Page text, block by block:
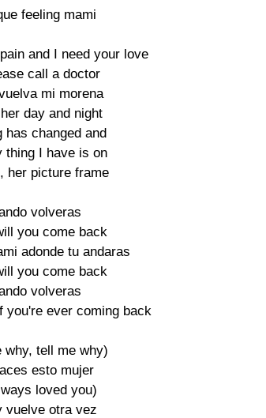
feeling mami
and I need your love
call a doctor
mi morena
day and night
has changed and
thing I have is on
her picture frame
volveras
you come back
adonde tu andaras
you come back
volveras
you're ever coming back
why, tell me why)
esto mujer
loved you)
vuelve otra vez